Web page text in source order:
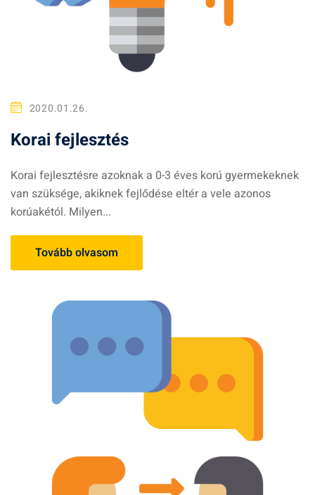
2020.01.26.
Korai fejlesztés
Korai fejlesztésre azoknak a 0-3 éves korú gyermekeknek
van szüksége, akiknek fejlődése eltér a vele azonos
korúakétól. Milyen...
Tovább olvasom